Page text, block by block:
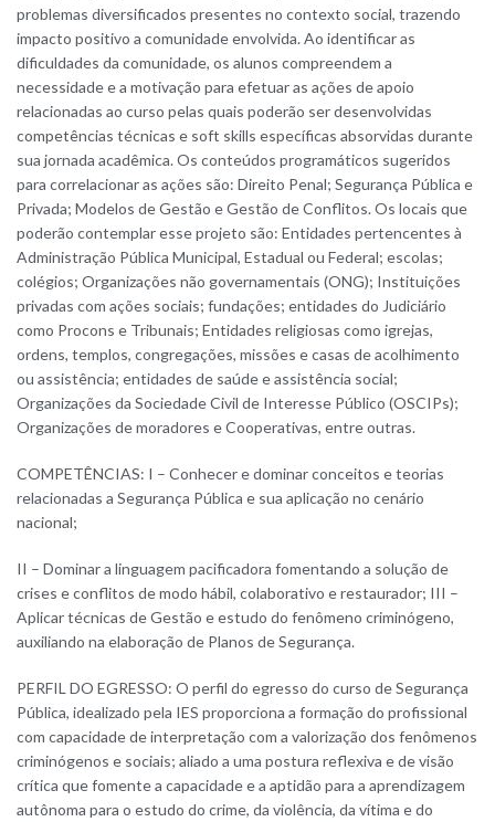
problemas diversificados presentes no contexto social, trazendo
impacto positivo a comunidade envolvida. Ao identificar as
dificuldades da comunidade, os alunos compreendem a
necessidade e a motivação para efetuar as ações de apoio
relacionadas ao curso pelas quais poderão ser desenvolvidas
competências técnicas e soft skills específicas absorvidas durante
sua jornada acadêmica. Os conteúdos programáticos sugeridos
para correlacionar as ações são: Direito Penal; Segurança Pública e
Privada; Modelos de Gestão e Gestão de Conflitos. Os locais que
poderão contemplar esse projeto são: Entidades pertencentes à
Administração Pública Municipal, Estadual ou Federal; escolas;
colégios; Organizações não governamentais (ONG); Instituições
privadas com ações sociais; fundações; entidades do Judiciário
como Procons e Tribunais; Entidades religiosas como igrejas,
ordens, templos, congregações, missões e casas de acolhimento
ou assistência; entidades de saúde e assistência social;
Organizações da Sociedade Civil de Interesse Público (OSCIPs);
Organizações de moradores e Cooperativas, entre outras.
COMPETÊNCIAS: I – Conhecer e dominar conceitos e teorias
relacionadas a Segurança Pública e sua aplicação no cenário
nacional;
II – Dominar a linguagem pacificadora fomentando a solução de
crises e conflitos de modo hábil, colaborativo e restaurador; III –
Aplicar técnicas de Gestão e estudo do fenômeno criminógeno,
auxiliando na elaboração de Planos de Segurança.
PERFIL DO EGRESSO: O perfil do egresso do curso de Segurança
Pública, idealizado pela IES proporciona a formação do profissional
com capacidade de interpretação com a valorização dos fenômenos
criminógenos e sociais; aliado a uma postura reflexiva e de visão
crítica que fomente a capacidade e a aptidão para a aprendizagem
autônoma para o estudo do crime, da violência, da vítima e do